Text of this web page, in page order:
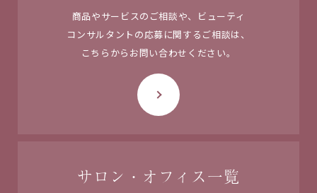
商品やサービスのご相談や、ビューティ
コンサルタントの応募に関するご相談は、
こちらからお問い合わせください。
サロン・オフィス一覧